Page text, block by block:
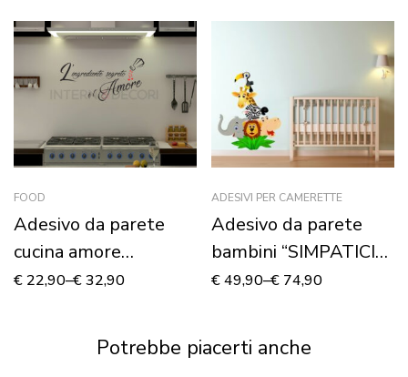
FOOD
Adesivo da parete
cucina amore
“L’INGREDIENTE
€ 22,90–€32,90
ADESIVI PER CAMERETTE
Adesivo da parete
bambini “SIMPATICI
ANIMALI” – Adesivo
€49,90–€ 74,90
Potrebbe piacerti anche